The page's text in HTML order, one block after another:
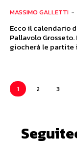
MASSIMO GALLETTI -
Ecco il calendario
Pallavolo
giocherà le partite
1 2 3